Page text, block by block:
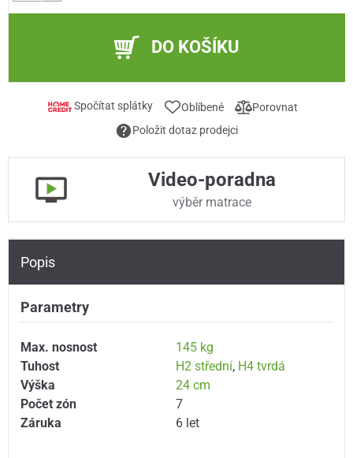
DO KOŠÍKU
Spočítat splátky Oblíbené
Porovnat
Položit dotaz prodejci
Video-poradna
výběr matrace
Popis
Parametry
Max. nosnost
145 kg
Tuhost
H2 střední, H4 tvrdá
Výška
24 cm
Počet zón
7
Záruka
6 let